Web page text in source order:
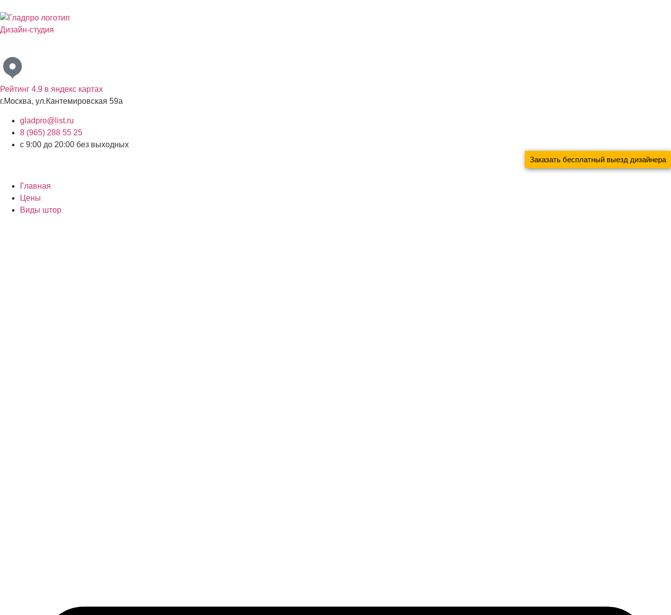
Дизайн-студия
Рейтинг 4.9 в яндекс картах
г.Москва, ул.Кантемировская 59а
gladpro@list.ru
8 (965) 288 55 25
с 9:00 до 20:00 без выходных
Заказать бесплатный выезд дизайнера
Главная
Цены
Виды штор